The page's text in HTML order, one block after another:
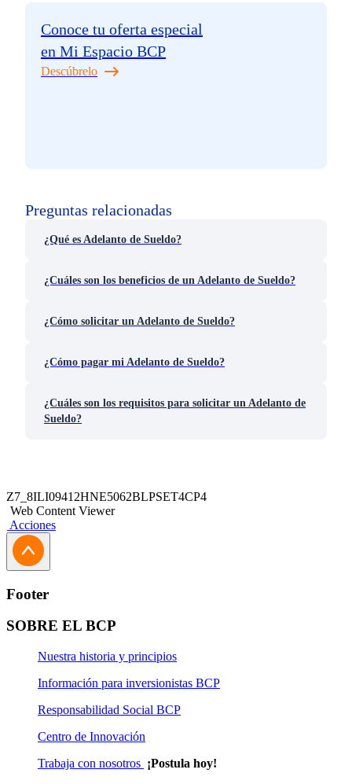
Preguntas relacionadas
¿Qué es Adelanto de Sueldo?
¿Cuáles son los beneficios de un Adelanto de Sueldo?
¿Cómo solicitar un Adelanto de Sueldo?
¿Cómo pagar mi Adelanto de Sueldo?
¿Cuáles son los requisitos para solicitar un Adelanto de
Sueldo?
Conoce tu oferta especial
en Mi Espacio BCP
Descúbrelo
Z7_8ILI09412HNE5062BLPSET4CP4
Web Content Viewer
Acciones
Footer
SOBRE EL BCP
Nuestra historia y principios
Información para inversionistas BCP
Responsabilidad Social BCP
Centro de Innovación
Trabaja con nosotros ¡Postula hoy!